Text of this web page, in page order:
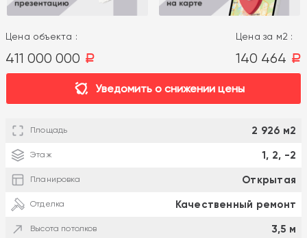
Цена объекта :
411 000 000 a
Цена за м2 :
140 464 a
Уведомить о снижении цены
Площадь 2 926 м2
Этаж 1, 2, -2
Планировка Открытая
Отделка Качественный ремонт
Высота потолков 3,5 м